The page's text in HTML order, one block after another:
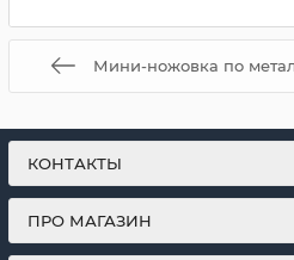
Мини-ножовка по
КОНТАКТЫ
ПРО МАГАЗИН